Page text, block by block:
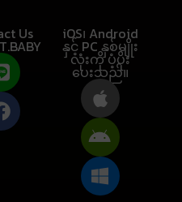
Us iOS၊ Android
နှင့် PC နှစ်မျိုး
လုံးကို ပံ့ပိုး
ပေးသည်။